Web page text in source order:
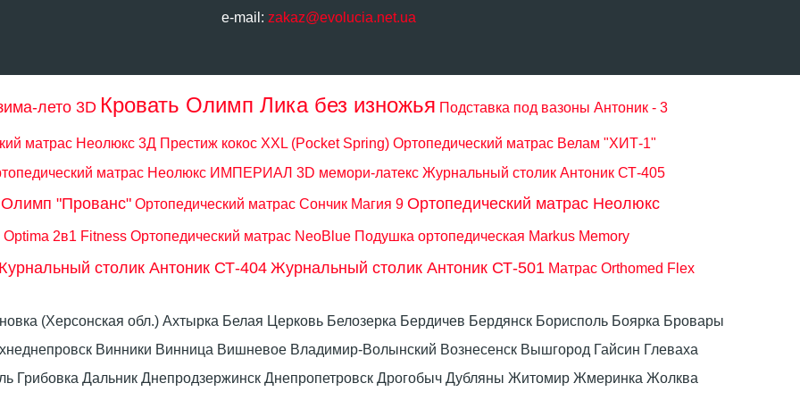
e-mail: zakaz@evolucia.net.ua
лето 3D Кровать Олимп Лика без изножья Подставка под вазоны Антоник - 3
матрас Неолюкс 3Д Престиж кокос XXL (Pocket Spring) Ортопедический матрас Велам "ХИТ-1"
матрас Неолюкс ИМПЕРИАЛ 3D мемори-латекс Журнальный столик Антоник СТ-405
"Прованс" Ортопедический матрас Сончик Магия 9 Ортопедический матрас Неолюкс
2в1 Fitness Ортопедический матрас NeoBlue Подушка ортопедическая Markus Memory
столик Антоник СТ-404 Журнальный столик Антоник СТ-501 Матрас Orthomed Flex
(Херсонская обл.) Ахтырка Белая Церковь Белозерка Бердичев Бердянск Борисполь Боярка Бровары
Винники Винница Вишневое Владимир-Волынский Вознесенск Вышгород Гайсин Глеваха
Грибовка Дальник Днепродзержинск Днепропетровск Дрогобыч Дубляны Житомир Жмеринка Жолква